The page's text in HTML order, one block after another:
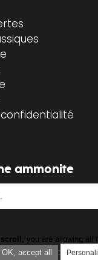
ammonite
vendée.fr |
you are allowing all
accept all